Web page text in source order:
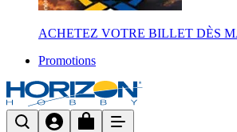
ACHETEZ VOTRE BILLET DÈS
Promotions